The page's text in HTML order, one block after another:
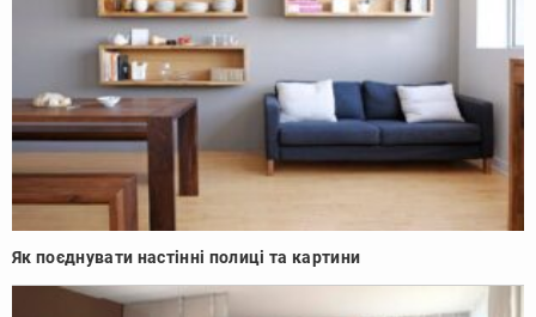
Як поєднувати настінні полиці та картини